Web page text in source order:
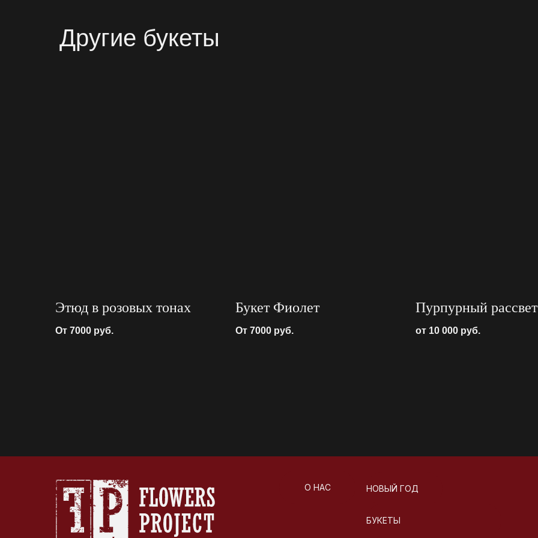
Другие букеты
Этюд в розовых тонах
От 7000 руб.
Букет Фиолет
От 7000 руб.
Пурпурный рассвет
от 10 000 руб.
О НАС НОВЫЙ ГОД
БУКЕТЫ